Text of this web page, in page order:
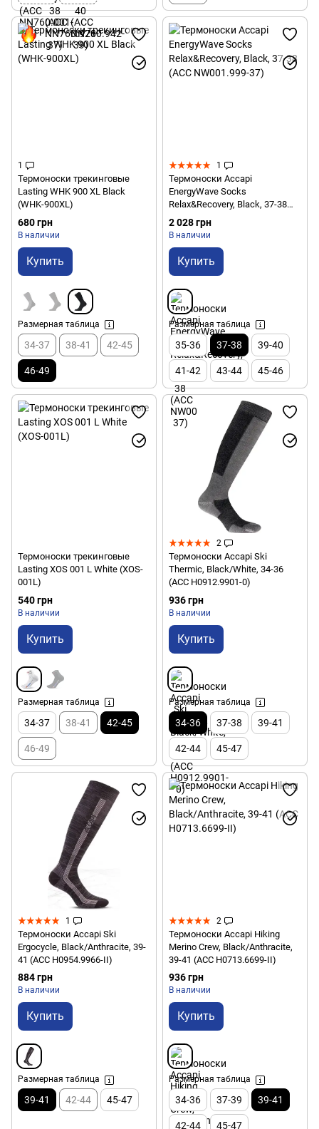
1
Термоноски трекинговые
Lasting WHK 900 XL Black
(WHK-900XL)
680 грн
В наличии
Купить
Размерная таблица
34-37 38-41 42-45
46-49
1
Термоноски Accapi
EnergyWave Socks
Relax&Recovery, Black, 37-38
(ACC NW001.999-37)
2 028 грн
В наличии
Купить
Размерная таблица
35-36 37-38 39-40
41-42 43-44 45-46
Термоноски трекинговые
Lasting XOS 001 L White (XOS-
001L)
540 грн
В наличии
Купить
Размерная таблица
34-37 38-41 42-45
46-49
2
Термоноски Accapi Ski
Thermic, Black/White, 34-36
(ACC H0912.9901-0)
936 грн
В наличии
Купить
Размерная таблица
34-36 37-38 39-41
42-44 45-47
1
Термоноски Accapi Ski
Ergocycle, Black/Anthracite, 39-
41 (ACC H0954.9966-II)
884 грн
В наличии
Купить
Размерная таблица
39-41 42-44 45-47
2
Термоноски Accapi Hiking
Merino Crew, Black/Anthracite,
39-41 (ACC H0713.6699-II)
936 грн
В наличии
Купить
Размерная таблица
34-36 37-39 39-41
42-44 45-47